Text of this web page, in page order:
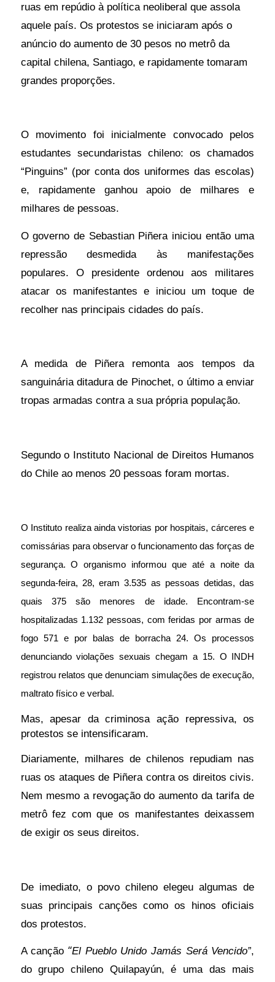
ruas em repúdio à política neoliberal que assola
aquele país. Os protestos se iniciaram após o
anúncio do aumento de 30 pesos no metrô da
capital chilena, Santiago, e rapidamente tomaram
grandes proporções.
O movimento foi inicialmente convocado pelos
estudantes secundaristas chileno: os chamados
“Pinguins” (por conta dos uniformes das escolas)
e, rapidamente ganhou apoio de milhares e
milhares de pessoas.
O governo de Sebastian Piñera iniciou então uma
repressão desmedida às manifestações
populares. O presidente ordenou aos militares
atacar os manifestantes e iniciou um toque de
recolher nas principais cidades do país.
A medida de Piñera remonta aos tempos da
sanguinária ditadura de Pinochet, o último a enviar
tropas armadas contra a sua própria população.
Segundo o Instituto Nacional de Direitos Humanos
do Chile ao menos 20 pessoas foram mortas.
O Instituto realiza ainda vistorias por hospitais, cárceres e
comissárias para observar o funcionamento das forças de
segurança. O organismo informou que até a noite da
segunda-feira, 28, eram 3.535 as pessoas detidas, das
quais 375 são menores de idade. Encontram-se
hospitalizadas 1.132 pessoas, com feridas por armas de
fogo 571 e por balas de borracha 24. Os processos
denunciando violações sexuais chegam a 15. O INDH
registrou relatos que denunciam simulações de execução,
maltrato físico e verbal.
Mas, apesar da criminosa ação repressiva, os
protestos se intensificaram.
Diariamente, milhares de chilenos repudiam nas
ruas os ataques de Piñera contra os direitos civis.
Nem mesmo a revogação do aumento da tarifa de
metrô fez com que os manifestantes deixassem
de exigir os seus direitos.
De imediato, o povo chileno elegeu algumas de
suas principais canções como os hinos oficiais
dos protestos.
A canção “El Pueblo Unido Jamás Será Vencido”,
do grupo chileno Quilapayún, é uma das mais